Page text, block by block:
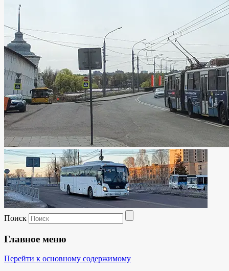
Поиск
Главное меню
Перейти к основному содержимому